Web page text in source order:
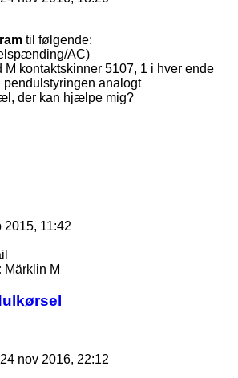
til følgende:
AC)
kontaktskinner 5107, 1 i hver ende
pendulstyringen analogt
der kan hjælpe mig?
2015, 11:42
Märklin M
24 nov 2016, 22:12